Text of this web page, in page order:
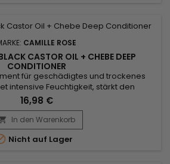
CAMILLE ROSE
CASTOR OIL + CHEBE DEEP
CONDITIONER
für geschädigtes und trockenes
intensive Feuchtigkeit, stärkt den
Wachstum an.&nbsp; Formuliert mit
das für seine feuchtigkeitsspendenden
bekannt ist. Formuliert mit
Kräutermischung aus dem
Tschad, die die...
16,98 €
In den Warenkorb
Nicht auf Lager